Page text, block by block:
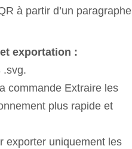
à partir d’un paragraphe
exportation :
.svg.
commande Extraire les
plus rapide et
exporter uniquement les